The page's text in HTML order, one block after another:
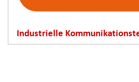
Industrielle